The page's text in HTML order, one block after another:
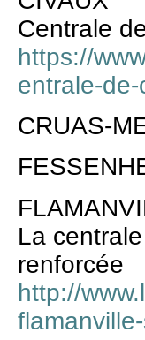
Centrale
https://
entrale-
CRUAS-
La
renforcée
http://